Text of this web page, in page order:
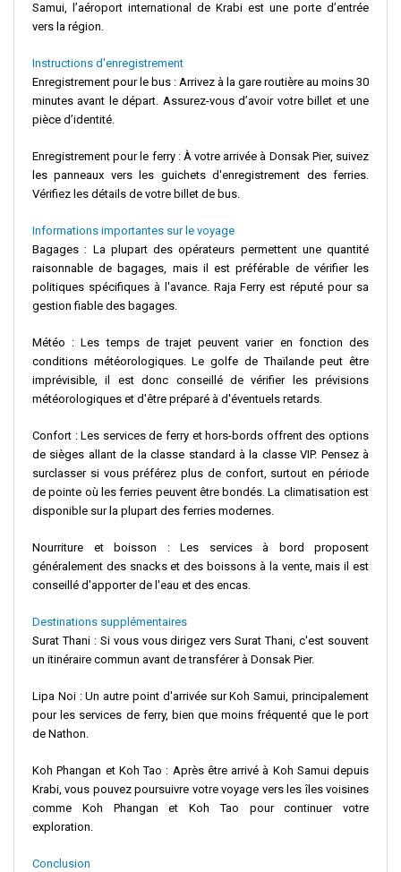
Samui, l’aéroport international de Krabi est une porte d’entrée
vers la région.
Instructions d'enregistrement
Enregistrement pour le bus : Arrivez à la gare routière au moins 30
minutes avant le départ. Assurez-vous d’avoir votre billet et une
pièce d’identité.
Enregistrement pour le ferry: À votre arrivée à Donsak Pier, suivez
les panneaux vers les guichets d'enregistrement des ferries.
Vérifiez les détails de votre billet de bus.
Informations importantes sur le voyage
Bagages : La plupart des opérateurs permettent une quantité
raisonnable de bagages, mais il est préférable de vérifier les
politiques spécifiques à l'avance. Raja Ferry est réputé pour sa
gestion fiable des bagages.
Météo : Les temps de trajet peuvent varier en fonction des
conditions météorologiques. Legolfe de Thaïlandepeut être
imprévisible, il est donc conseillé de vérifier les prévisions
météorologiques et d'être préparé à d'éventuels retards.
Confort :Les services de ferry et hors-bords offrent des options
de sièges allant de la classe standard à la classe VIP. Pensez à
surclasser si vous préférez plus de confort, surtout en période
de pointe où les ferries peuvent être bondés.La climatisation est
disponible sur la plupart des ferries modernes.
Nourriture et boisson : Les services à bord proposent
généralement des snacks et des boissons à la vente, mais il est
conseillé d'apporter de l'eau et des encas.
Destinations supplémentaires
Surat Thani: Si vous vous dirigez vers Surat Thani, c'est souvent
un itinéraire commun avant de transférer à Donsak Pier.
Lipa Noi: Un autre point d'arrivée sur Koh Samui, principalement
pour les services de ferry, bien que moins fréquenté que le port
de Nathon.
Koh Phangan et Koh Tao : Après être arrivé à Koh Samui depuis
Krabi, vous pouvez poursuivre votre voyage vers les îles voisines
comme Koh Phangan et Koh Tao pour continuer votre
exploration.
Conclusion